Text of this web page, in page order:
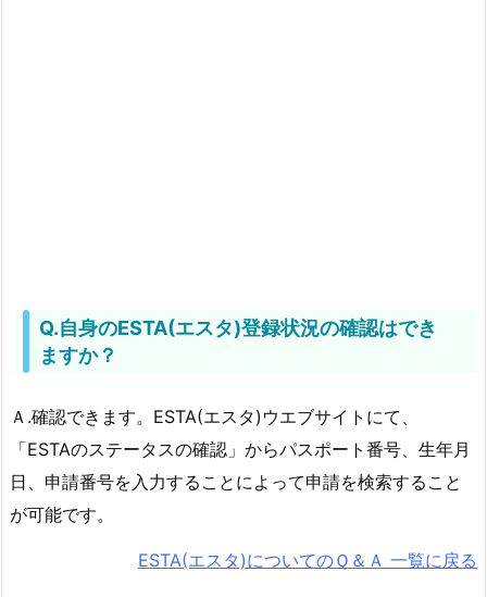
Q.自身のESTA(エスタ)登録状況の確認はでき
ますか？
Ａ.確認できます。ESTA(エスタ)ウエブサイトにて、
「ESTAのステータスの確認」からパスポート番号、生年月
日、申請番号を入力することによって申請を検索すること
が可能です。
ESTA(エスタ)についてのＱ＆Ａ 一覧に戻る